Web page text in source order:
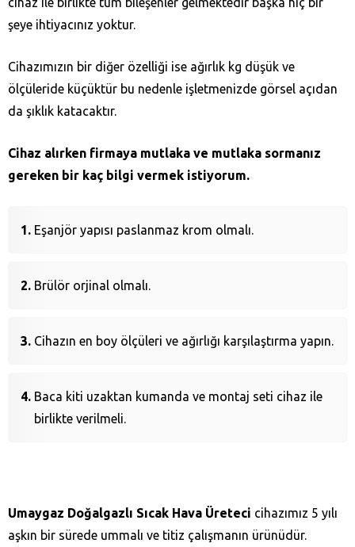
şeye ihtiyacınız yoktur.
Cihazımızın bir diğer özelliği ise ağırlık kg düşük ve
ölçüleride küçüktür bu nedenle işletmenizde görsel açıdan
da şıklık katacaktır.
Cihaz alırken firmaya mutlaka ve mutlaka sormanız
gereken bir kaç bilgi vermek istiyorum.
Eşanjör yapısı paslanmaz krom olmalı.
Brülör orjinal olmalı.
Cihazın en boy ölçüleri ve ağırlığı karşılaştırma yapın.
Baca kiti uzaktan kumanda ve montaj seti cihaz ile
birlikte verilmeli.
Umaygaz Doğalgazlı Sıcak Hava Üreteci cihazımız 5 yılı
aşkın bir sürede ummalı ve titiz çalışmanın ürünüdür.